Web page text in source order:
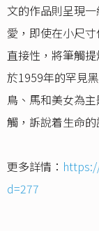
文的作品則呈現
愛，即使在小尺
直接性，將筆觸
於1959年的罕見
鳥、馬和美女為
觸，訴說着生命
更多詳情：
d=277